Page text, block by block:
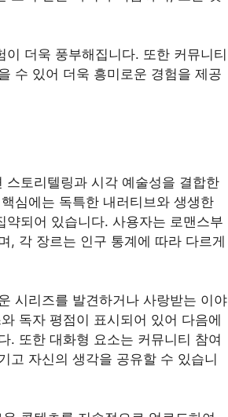
더욱 풍부해집니다. 또한 커뮤니티
수 있어 더욱 흥미로운 경험을 제공
토리텔링과 시각 예술성을 결합한
심에는 독특한 내러티브와 생생한
되어 있습니다. 사용자는 로맨스부
, 각 장르는 인구 통계에 따라 다르게
시리즈를 발견하거나 사랑받는 이야
독자 평점이 표시되어 있어 다음에
. 또한 대화형 요소는 커뮤니티 참여
고 자신의 생각을 공유할 수 있습니